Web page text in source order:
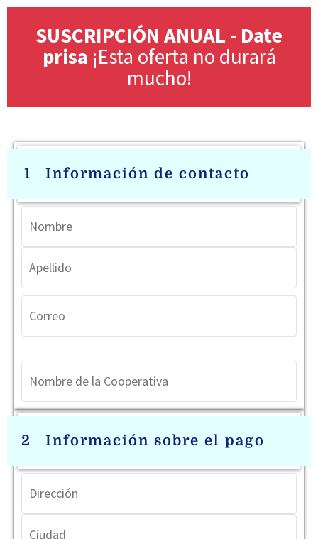
SUSCRIPCIÓN ANUAL - Date
prisa ¡Esta oferta no durará
mucho!
1 Información de contacto
2 Información sobre el pago